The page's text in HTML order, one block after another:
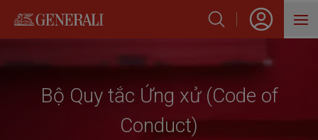
HỖ TRỢ KHÁCH HÀNG
Bộ Quy tắc Ứng xử (Code of
Conduct)